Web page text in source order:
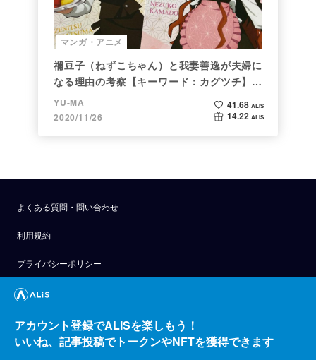
マンガ・アニメ
禰豆子（ねずこちゃん）と我妻善逸が夫婦に
なる理由の考察【キーワード：カグツチ】＜
後編＞
YU-MA
2020/11/26
41.68 ALIS
14.22 ALIS
よくある質問・問い合わせ
利用規約
プライバシーポリシー
公式アナウンス
技術ブログ
API
アカウント登録でALISを楽しもう！
いいね、記事投稿でトークンやNFTを獲得できます